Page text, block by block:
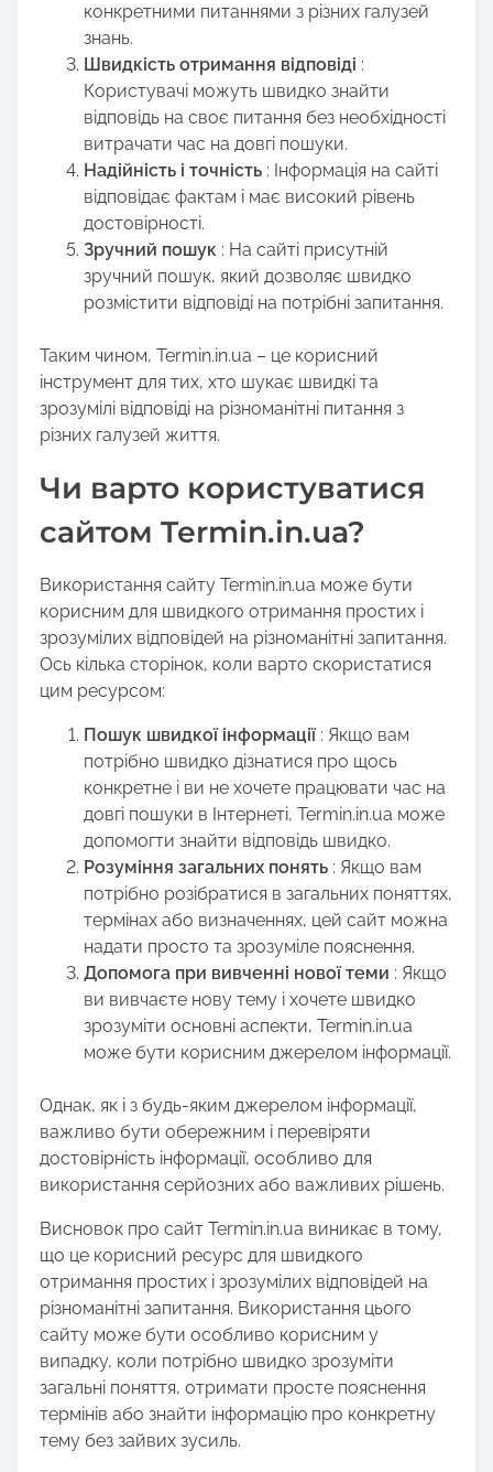
конкретними питаннями з різних галузей
знань.
Швидкість отримання відповіді :
Користувачі можуть швидко знайти
відповідь на своє питання без необхідності
витрачати час на довгі пошуки.
Надійність і точність : Інформація на сайті
відповідає фактам і має високий рівень
достовірності.
Зручний пошук : На сайті присутній
зручний пошук, який дозволяє швидко
розмістити відповіді на потрібні запитання.
Таким чином, Termin.in.ua – це корисний
інструмент для тих, хто шукає швидкі та
зрозумілі відповіді на різноманітні питання з
різних галузей життя.
Чи варто користуватися
сайтом Termin.in.ua?
Використання сайту Termin.in.ua може бути
корисним для швидкого отримання простих і
зрозумілих відповідей на різноманітні запитання.
Ось кілька сторінок, коли варто скористатися
цим ресурсом:
Пошук швидкої інформації : Якщо вам
потрібно швидко дізнатися про щось
конкретне і ви не хочете працювати час на
довгі пошуки в Інтернеті, Termin.in.ua може
допомогти знайти відповідь швидко.
Розуміння загальних понять : Якщо вам
потрібно розібратися в загальних поняттях,
термінах або визначеннях, цей сайт можна
надати просто та зрозуміле пояснення.
Допомога при вивченні нової теми : Якщо
ви вивчаєте нову тему і хочете швидко
зрозуміти основні аспекти, Termin.in.ua
може бути корисним джерелом інформації.
Однак, як і з будь-яким джерелом інформації,
важливо бути обережним і перевіряти
достовірність інформації, особливо для
використання серйозних або важливих рішень.
Висновок про сайт Termin.in.ua виникає в тому,
що це корисний ресурс для швидкого
отримання простих і зрозумілих відповідей на
різноманітні запитання. Використання цього
сайту може бути особливо корисним у
випадку, коли потрібно швидко зрозуміти
загальні поняття, отримати просте пояснення
термінів або знайти інформацію про конкретну
тему без зайвих зусиль.